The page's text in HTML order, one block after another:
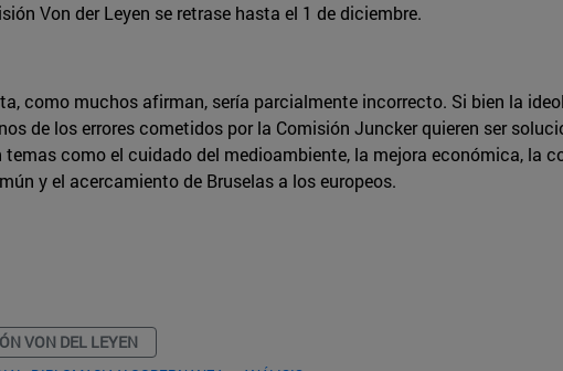
Von der Leyen se retrase hasta el 1 de diciembre.
como muchos afirman, sería parcialmente incorrecto. Si bien la
de los errores cometidos por la Comisión Juncker quieren ser
como el cuidado del medioambiente, la mejora económica, la
y el acercamiento de Bruselas a los europeos.
VON DEL LEYEN